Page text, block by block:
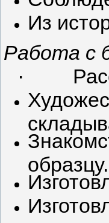
Из
Работа с
·
образцу.